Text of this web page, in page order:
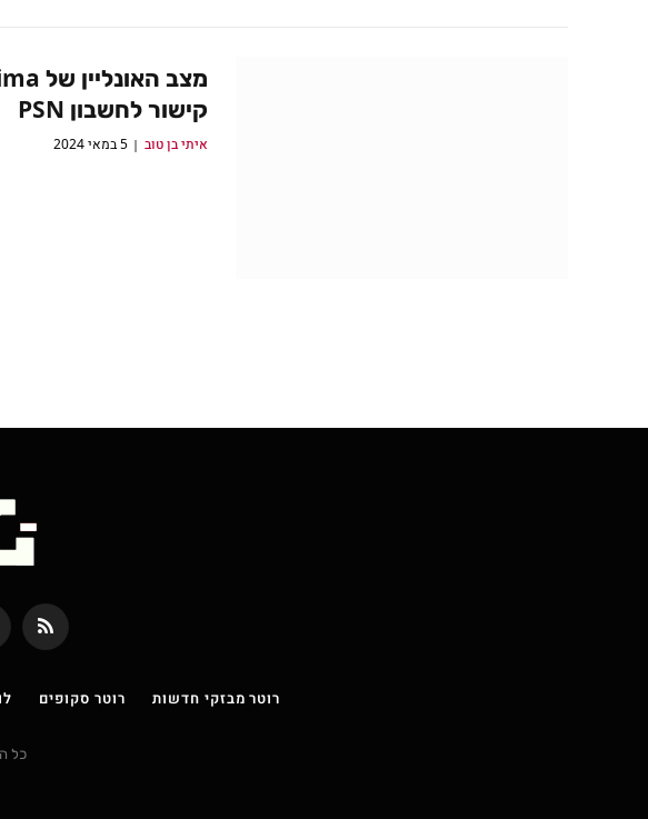
קישור לחשבון PSN
איתי בן טוב 5 במאי 2024
RSS
רוטר מבזקי חדשות רוטר סקופים
כל